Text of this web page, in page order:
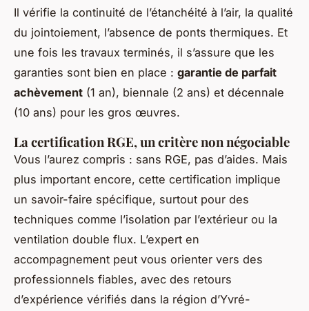
Il vérifie la continuité de l’étanchéité à l’air, la qualité
du jointoiement, l’absence de ponts thermiques. Et
une fois les travaux terminés, il s’assure que les
garanties sont bien en place : garantie de parfait
achèvement (1 an), biennale (2 ans) et décennale
(10 ans) pour les gros œuvres.
La certification RGE, un critère non négociable
Vous l’aurez compris : sans RGE, pas d’aides. Mais
plus important encore, cette certification implique
un savoir-faire spécifique, surtout pour des
techniques comme l’isolation par l’extérieur ou la
ventilation double flux. L’expert en
accompagnement peut vous orienter vers des
professionnels fiables, avec des retours
d’expérience vérifiés dans la région d’Yvré-